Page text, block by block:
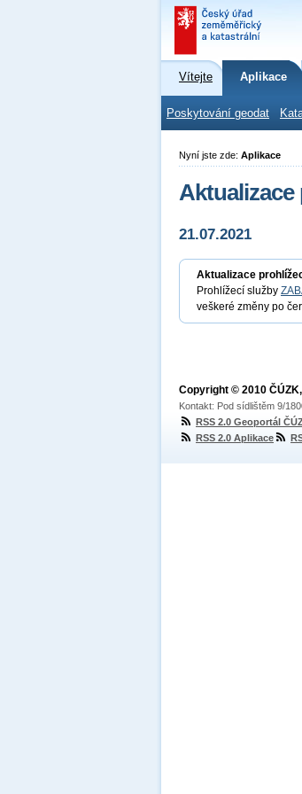
Vítejte Aplikace
Poskytování geodat
Nyní jste zde: Aplikace
21.07.2021
Aktualizace
Prohlížecí služby
veškeré změny po
Copyright © 2010
Kontakt: Pod sídlištěm 9/
RSS 2.0 Geoportál
RSS 2.0 Aplikace